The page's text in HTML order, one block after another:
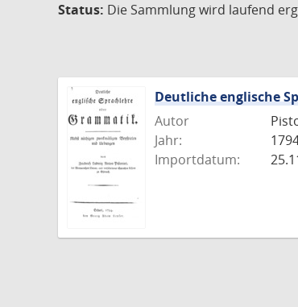
Status: Die Sammlung wird laufend
Deutliche englische
Autor
Jahr:
Importdatum: